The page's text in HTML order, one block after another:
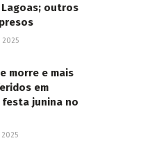
Lagoas; outros
morre e mais
em
junina no